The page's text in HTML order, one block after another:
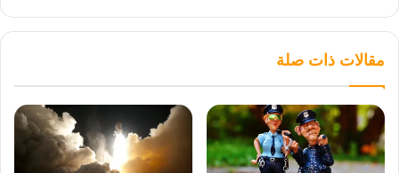
مقالات ذات صلة